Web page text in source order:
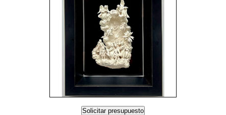
Solicitar presupuesto